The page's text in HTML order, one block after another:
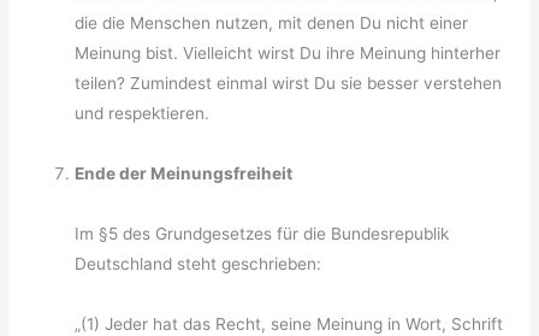
die die Menschen nutzen, mit denen Du nicht einer
Meinung bist. Vielleicht wirst Du ihre Meinung hinterher
teilen? Zumindest einmal wirst Du sie besser verstehen
und respektieren.
Ende der Meinungsfreiheit
Im §5 des Grundgesetzes für die Bundesrepublik
Deutschland steht geschrieben:
„(1) Jeder hat das Recht, seine Meinung in Wort, Schrift